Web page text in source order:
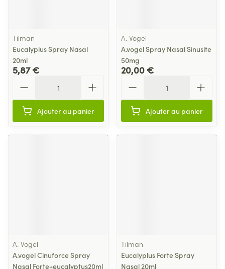
Tilman
Eucalyplus Spray Nasal
20ml
5,87 €
Ajouter au panier
A. Vogel
A.vogel Spray Nasal Sinusite
50mg
20,00 €
Ajouter au panier
A. Vogel
A.vogel Cinuforce Spray
Nasal Forte+eucalyptus20ml
Tilman
Eucalyplus Forte Spray
Nasal 20ml